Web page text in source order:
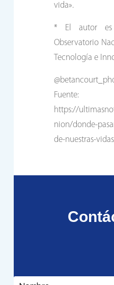
vida».
* El autor es
Observatorio
Tecnología e
Fuente:
https://
nion/donde-
de-nuestras-